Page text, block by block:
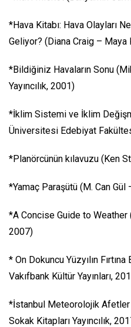
*Hava Kitabı: Hava Olayları
Geliyor? (Diana Craig – Maya
*Bildiğiniz Havaların Sonu
Yayıncılık, 2001)
*İklim Sistemi ve İklim
Üniversitesi Edebiyat
*Planörcünün kılavuzu (Ken
*Yamaç Paraşütü (M. Can Gül
*A Concise Guide to
2007)
* On Dokuncu Yüzyılın
Vakıfbank Kültür Yayınları,
*İstanbul Meteorolojik
Sokak Kitapları Yayıncılık,